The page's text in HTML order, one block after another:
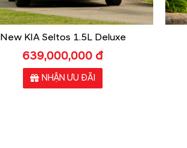
New KIA Seltos 1.5L Deluxe
639,000,000 đ
NHẬN ƯU ĐÃI